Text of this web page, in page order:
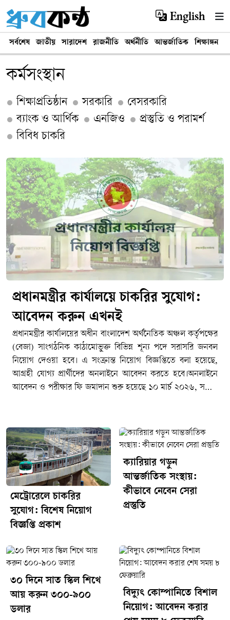
English
সর্বশেষ জাতীয় সারাদেশ রাজনীতি অর্থনীতি আন্তর্জাতিক শিক্ষাঙ্গন
কর্মসংস্থান
শিক্ষাপ্রতিষ্ঠান সরকারি
বেসরকারি
ব্যাংক ও আর্থিক
এনজিও
প্রস্তুতি ও পরামর্শ
বিবিধ চাকরি
প্রধানমন্ত্রীর কার্যালয়ে চাকরির সুযোগ:
আবেদন করুন এখনই
প্রধানমন্ত্রীর কার্যালয়ের অধীন বাংলাদেশ অর্থনৈতিক অঞ্চল কর্তৃপক্ষের
(বেজা) সাংগঠনিক কাঠামোভুক্ত বিভিন্ন শূন্য পদে সরাসরি জনবল
নিয়োগ দেওয়া হবে। এ সংক্রান্ত নিয়োগ বিজ্ঞপ্তিতে বলা হয়েছে,
আগ্রহী যোগ্য প্রার্থীদের অনলাইনে আবেদন করতে হবে।অনলাইনে
আবেদন ও পরীক্ষার ফি জমাদান শুরু হয়েছে ১০ মার্চ ২০২৬, সকাল
১বেতন স্কেল : ৩৫,৫০০-৬৭,০১০ টাকা।২. সহকারী
পরিচালকপদসংখ্যা : ১৭বেতন স্কেল : ২২,০০০-৫৩,০৬০ টাকা।৩.
হিসাবরক্ষণ কর্মকর্তাপদসংখ্যা : ২বেতন স্কেল : ২২,০০০–৫৩,০৬০
টাকা।৪. উপসহকারী প্রকৌশলীপদসংখ্যা : ৪বেতন স্কেল :
১৬,০০০–৩৮,৬৪০ টাকা।বয়সসীমাপ্রার্থীদের বয়সসীমা নিয়োগ
বিজ্ঞপ্তি প্রকাশের তারিখে ১৮ থেকে ৩২ বছরের মধ্যে হতে হবে।
আবেদনের প্রক্রিয়াআগ্রহী প্রার্থীদের
অনলাইনে http://beza.teletalk.com.bd ওয়েবসাইটের মাধ্যমে
মোট ২২৩ টাকা এবং বিশেষ ক্ষেত্রে (অনগ্রসর ক্ষুদ্র জাতিগোষ্ঠী,
প্রতিবন্ধী ও তৃতীয় লিঙ্গ) ৫৬ টাকা আবেদন করার ৭২ ঘণ্টার মধ্যে
জমা দিতে হবে।এখানে বিস্তারিত দেখুন এনএম/ধ্রুবকন্ঠ
মেট্রোরেলে চাকরির
সুযোগ: বিশেষ নিয়োগ
বিজ্ঞপ্তি প্রকাশ
ক্যারিয়ার গড়ুন
আন্তর্জাতিক সংস্থায়:
কীভাবে নেবেন সেরা
প্রস্তুতি
৩০ দিনে সাত স্কিল শিখে
আয় করুন ৩০০-৯০০
ডলার
বিদ্যুৎ কোম্পানিতে বিশাল
নিয়োগ: আবেদন করার